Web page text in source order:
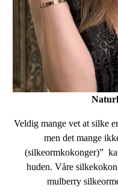
Veldig mange vet at silke
men det mange
(silkeormkokonger)”
huden. Våre
mulberry